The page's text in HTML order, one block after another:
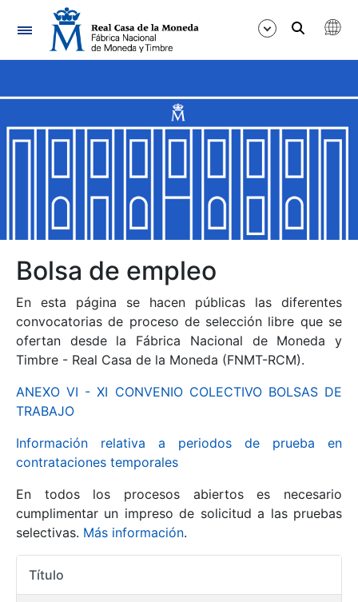
Navegación
Mostrar/Ocultar
Mostrar/Ocultar
Mostrar/Ocultar
Mostrar/Ocultar
Mostrar/Ocultar
Bolsa de empleo
En esta página se hacen públicas las diferentes
convocatorias de proceso de selección libre que se
ofertan desde la Fábrica Nacional de Moneda y
Timbre - Real Casa de la Moneda (FNMT-RCM).
ANEXO VI - XI CONVENIO COLECTIVO BOLSAS DE
TRABAJO
Información relativa a periodos de prueba en
contrataciones temporales
En todos los procesos abiertos es necesario
cumplimentar un impreso de solicitud a las pruebas
selectivas. Más información.
Título